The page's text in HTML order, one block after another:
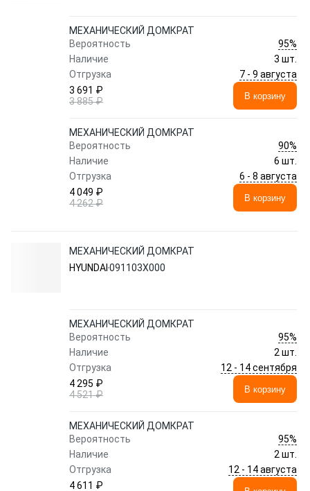
МЕХАНИЧЕСКИЙ ДОМКРАТ
Вероятность
95%
Наличие
3 шт.
Отгрузка
7 - 9 августа
3 691 ₽
3 885 ₽
В корзину
МЕХАНИЧЕСКИЙ ДОМКРАТ
Вероятность
90%
Наличие
6 шт.
Отгрузка
6 - 8 августа
4 049 ₽
4 262 ₽
В корзину
МЕХАНИЧЕСКИЙ ДОМКРАТ
HYUNDAI 091103X000
МЕХАНИЧЕСКИЙ ДОМКРАТ
Вероятность
95%
Наличие
2 шт.
Отгрузка
12 - 14 сентября
4 295 ₽
4 521 ₽
В корзину
МЕХАНИЧЕСКИЙ ДОМКРАТ
Вероятность
95%
Наличие
2 шт.
Отгрузка
12 - 14 августа
4 611 ₽